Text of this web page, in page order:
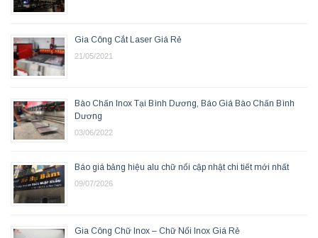
Gia Công Cắt Laser Giá Rẻ
21/05/2021
Bào Chấn Inox Tại Bình Dương, Báo Giá Bào Chấn Bình
Dương
03/06/2022
Báo giá bảng hiệu alu chữ nổi cập nhật chi tiết mới nhất
09/07/2026
Gia Công Chữ Inox – Chữ Nổi Inox Giá Rẻ